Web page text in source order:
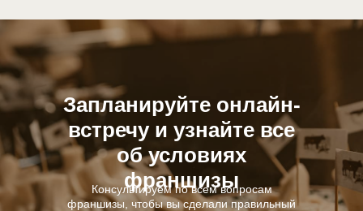
Запланируйте онлайн-
встречу и узнайте все
об условиях
франшизы
Консультируем по всем вопросам
франшизы, чтобы вы сделали правильный